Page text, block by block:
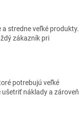
stredne veľké produkty.
zákazník pri
potrebujú veľké
náklady a zároveň